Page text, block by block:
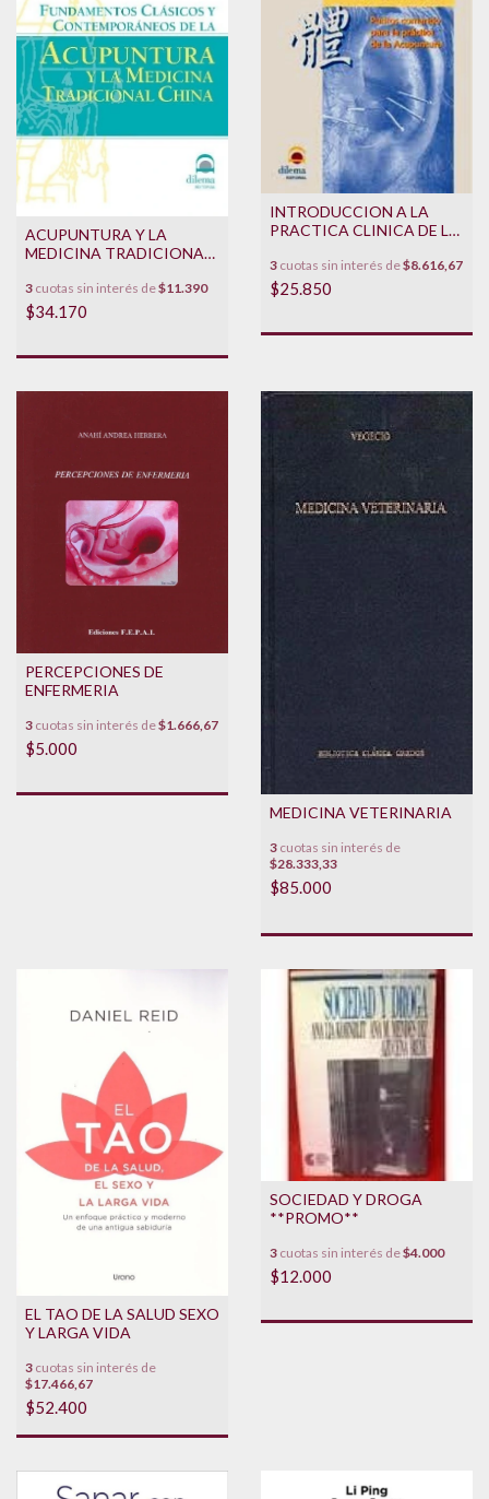
ACUPUNTURA Y LA
MEDICINA TRADICIONAL
3 cuotas sin interés de$11.390
$34.170
INTRODUCCION A LA
PRACTICA CLINICA DE LA
EDICION
3 cuotas sin interés de$8.616,67
$25.850
PERCEPCIONES DE
ENFERMERIA
3 cuotas sin interés de$1.666,67
$5.000
MEDICINA VETERINARIA
3 cuotas sin interés de
$28.333,33
$85.000
EL TAO DE LA SALUD SEXO
Y LARGA VIDA
3 cuotas sin interés de
$17.466,67
$52.400
SOCIEDAD Y DROGA
**PROMO**
3 cuotas sin interés de$4.000
$12.000